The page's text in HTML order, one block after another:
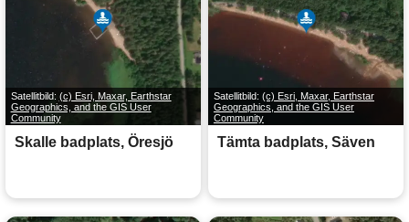
Satellitbild: (c) Esri, Maxar, Earthstar
Geographics, and the GIS User
Community
Skalle badplats, Öresjö
Satellitbild: (c) Esri, Maxar, Earthstar
Geographics, and the GIS User
Community
Tämta badplats, Säven